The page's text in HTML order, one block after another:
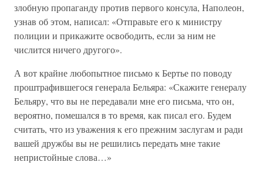
злобную пропаганду против первого консула, Наполеон,
узнав об этом, написал: «Отправьте его к министру
полиции и прикажите освободить, если за ним не
числится ничего другого».
А вот крайне любопытное письмо к Бертье по поводу
проштрафившегося генерала Бельяра: «Скажите генералу
Бельяру, что вы не передавали мне его письма, что он,
вероятно, помешался в то время, как писал его. Будем
считать, что из уважения к его прежним заслугам и ради
вашей дружбы вы не решились передать мне такие
непристойные слова…»